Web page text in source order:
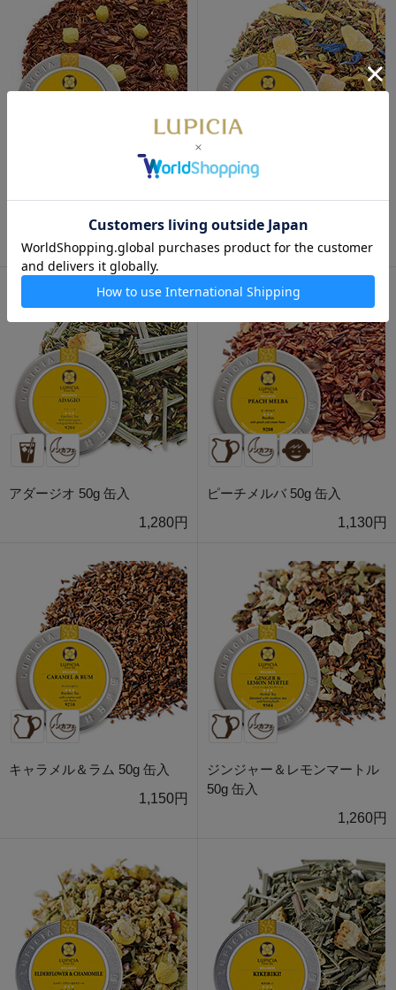
ピッコロ 50g 缶入
1,210円
ジャルダン ソバージュ 50g 缶
1,170円
アダージオ 50g 缶入
1,280円
ピーチメルバ 50g 缶入
1,130円
キャラメル＆ラム 50g 缶入
1,150円
ジンジャー＆レモンマートル
50g 缶入
1,260円